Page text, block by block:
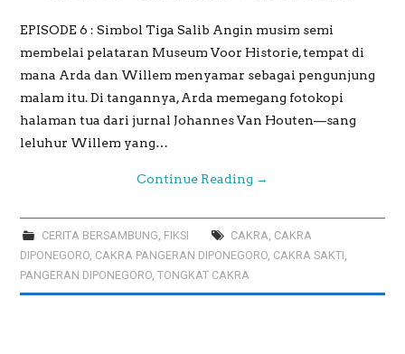
EPISODE 6 : Simbol Tiga Salib Angin musim semi
membelai pelataran Museum Voor Historie, tempat di
mana Arda dan Willem menyamar sebagai pengunjung
malam itu. Di tangannya, Arda memegang fotokopi
halaman tua dari jurnal Johannes Van Houten—sang
leluhur Willem yang…
Continue Reading →
CERITA BERSAMBUNG FIKSI CAKRA CAKRA
DIPONEGORO CAKRA PANGERAN DIPONEGORO CAKRA SAKTI
PANGERAN DIPONEGORO ,TONGKAT CAKRA